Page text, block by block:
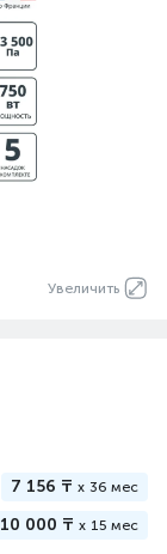
Увеличить
7 156 ₸ x 36 мес
10 000 ₸ x 15 мес